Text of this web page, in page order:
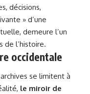
décisions,
» d’une
demeure l’un
de l’histoire.
occidentale
se limitent à
le miroir de